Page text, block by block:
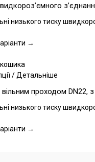
товару
має
кілька
Параметри
вибрати
на
товару
низького тиску
→
Цей
має
кілька
Параметри
/Детальніше
вільним проходом DN22,
низького тиску
→